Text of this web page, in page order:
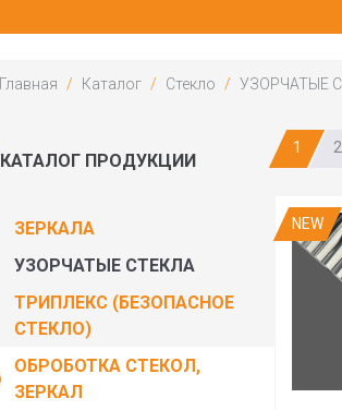
Главная Каталог Стекло УЗОРЧАТЫЕ
КАТАЛОГ ПРОДУКЦИИ
ЗЕРКАЛА
УЗОРЧАТЫЕ СТЕКЛА
ТРИПЛЕКС (БЕЗОПАСНОЕ
СТЕКЛО)
ОБРОБОТКА СТЕКОЛ,
ЗЕРКАЛ
1 2
NEW